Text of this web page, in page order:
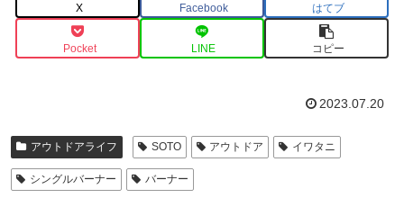
X Facebook はてブ
Pocket LINE コピー
2023.07.20
アウトドアライフ SOTO アウトドア イワタニ
シングルバーナー バーナー